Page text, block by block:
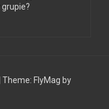
Theme: FlyMag by